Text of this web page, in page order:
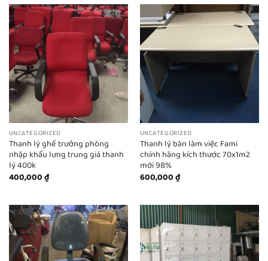
UNCATEGORIZED
Thanh lý ghế trưởng phòng
nhập khẩu lưng trung giá thanh
lý 400k
400,000₫
UNCATEGORIZED
Thanh lý bàn làm việc Fami
chính hãng kích thước 70x1m2
mới 98%
600,000₫